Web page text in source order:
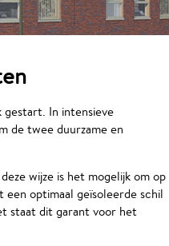
gestart. In intensieve
de twee duurzame en
wijze is het mogelijk om op
een optimaal geïsoleerde schil
staat dit garant voor het